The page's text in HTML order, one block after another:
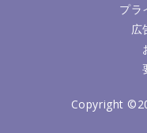
プラ
広
Copyright